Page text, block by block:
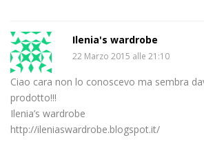
Ilenia's wardrobe
22 Marzo 2015 alle 21:10
Ciao cara non lo conoscevo ma sembra
prodotto!!!
Ilenia’s wardrobe
http://ileniaswardrobe.blogspot.it/